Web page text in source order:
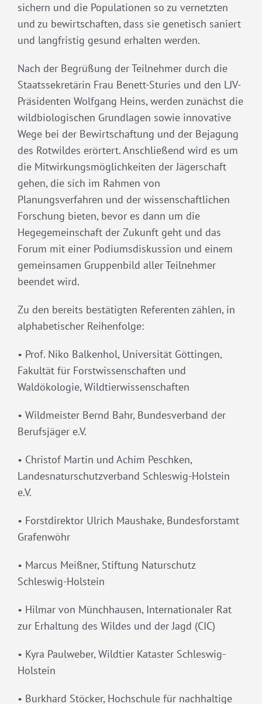
sichern und die Populationen so zu vernetzten
und zu bewirtschaften, dass sie genetisch saniert
und langfristig gesund erhalten werden.
Nach der Begrüßung der Teilnehmer durch die
Staatssekretärin Frau Benett-Sturies und den LJV-
Präsidenten Wolfgang Heins, werden zunächst die
wildbiologischen Grundlagen sowie innovative
Wege bei der Bewirtschaftung und der Bejagung
des Rotwildes erörtert. Anschließend wird es um
die Mitwirkungsmöglichkeiten der Jägerschaft
gehen, die sich im Rahmen von
Planungsverfahren und der wissenschaftlichen
Forschung bieten, bevor es dann um die
Hegegemeinschaft der Zukunft geht und das
Forum mit einer Podiumsdiskussion und einem
gemeinsamen Gruppenbild aller Teilnehmer
beendet wird.
Zu den bereits bestätigten Referenten zählen, in
alphabetischer Reihenfolge:
• Prof. Niko Balkenhol, Universität Göttingen,
Fakultät für Forstwissenschaften und
Waldökologie, Wildtierwissenschaften
• Wildmeister Bernd Bahr, Bundesverband der
Berufsjäger e.V.
• Christof Martin und Achim Peschken,
Landesnaturschutzverband Schleswig-Holstein
e.V.
• Forstdirektor Ulrich Maushake, Bundesforstamt
Grafenwöhr
• Marcus Meißner, Stiftung Naturschutz
Schleswig-Holstein
• Hilmar von Münchhausen, Internationaler Rat
zur Erhaltung des Wildes und der Jagd (CIC)
• Kyra Paulweber, Wildtier Kataster Schleswig-
Holstein
• Burkhard Stöcker, Hochschule für nachhaltige